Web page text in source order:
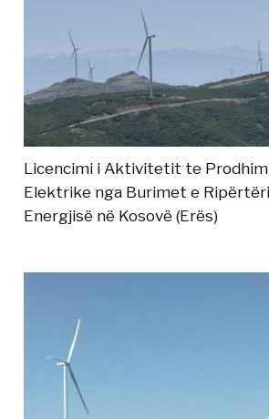
Licencimi i Aktivitetit te
Elektrike nga Burimet e
Energjisë në Kosovë (Erës)